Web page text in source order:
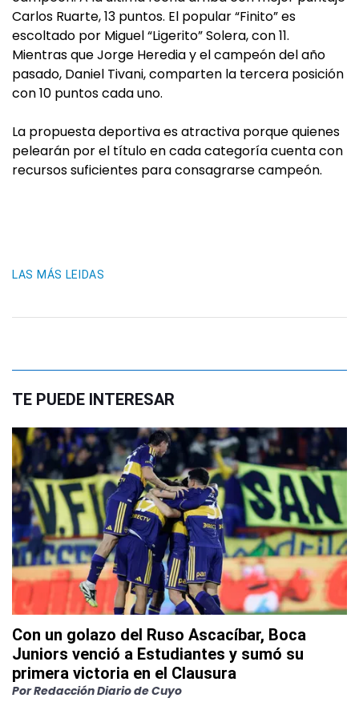
Carlos Ruarte, 13 puntos. El popular “Finito” es
escoltado por Miguel “Ligerito” Solera, con 11.
Mientras que Jorge Heredia y el campeón del año
pasado, Daniel Tivani, comparten la tercera posición
con 10 puntos cada uno.
La propuesta deportiva es atractiva porque quienes
pelearán por el título en cada categoría cuenta con
recursos suficientes para consagrarse campeón.
LAS MÁS LEIDAS
TE PUEDE INTERESAR
Con un golazo del Ruso Ascacíbar, Boca
Juniors venció a Estudiantes y sumó su
primera victoria en el Clausura
PorRedacción Diario de Cuyo